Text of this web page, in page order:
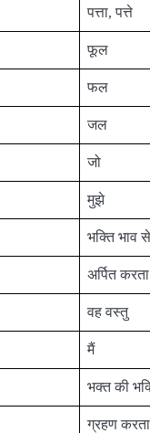
पत्ता, पत्ते
फूल
फल
जल
जो
मुझे
भक्ति भाव से
अर्पित
वह वस्तु
मैं
भक्त की
ग्रहण